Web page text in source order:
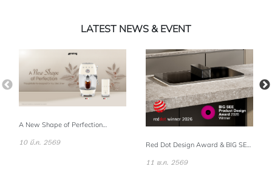
LATEST NEWS & EVENT
A New Shape of Perfection
Best Brew.
10 มี.ค. 2569
Red Dot Design Award & BIG SEE
SMEG recognized for excellence
11 พ.ค. 2569